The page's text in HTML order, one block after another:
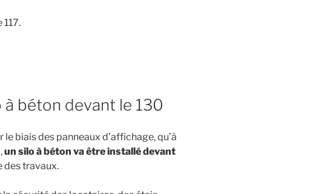
à béton devant le 130
biais des panneaux d’affichage, qu’à
un silo à béton va être installé devant
des travaux.